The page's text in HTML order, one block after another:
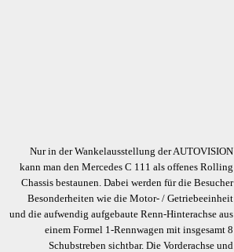
Nur in der Wankelausstellung der AUTOVISION
kann man den Mercedes C 111 als offenes Rolling
Chassis bestaunen. Dabei werden für die Besucher
Besonderheiten wie die Motor- / Getriebeeinheit
und die aufwendig aufgebaute Renn-Hinterachse aus
einem Formel 1-Rennwagen mit insgesamt 8
Schubstreben sichtbar. Die Vorderachse und